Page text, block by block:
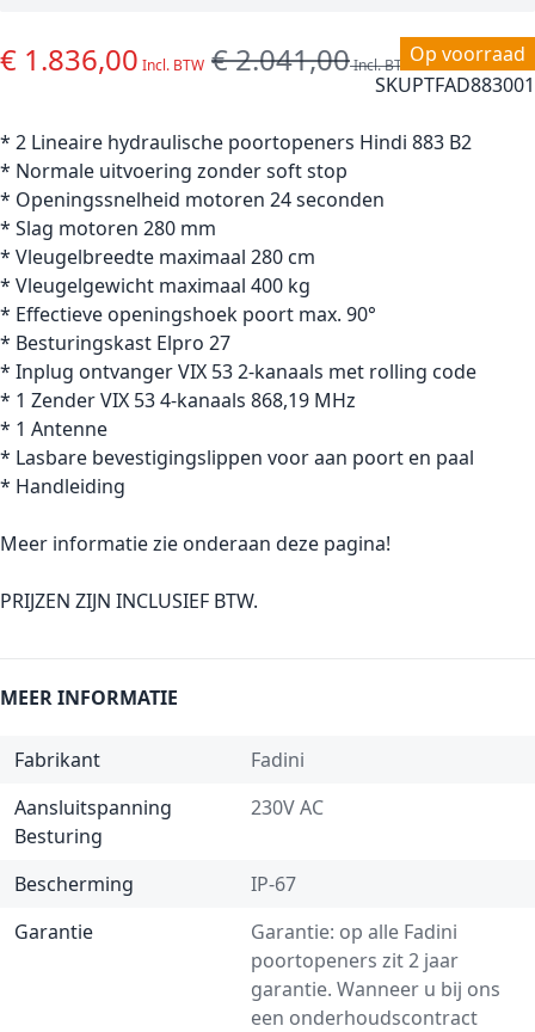
Op voorraad
SKUPTFAD883001
Special Price
€ 1.836,00 Regular Price
€ 2.041,00
* 2 Lineaire hydraulische poortopeners Hindi 883 B2
* Normale uitvoering zonder soft stop
* Openingssnelheid motoren 24 seconden
* Slag motoren 280 mm
* Vleugelbreedte maximaal 280 cm
* Vleugelgewicht maximaal 400 kg
* Effectieve openingshoek poort max. 90°
* Besturingskast Elpro 27
* Inplug ontvanger VIX 53 2-kanaals met rolling code
* 1 Zender VIX 53 4-kanaals 868,19 MHz
* 1 Antenne
* Lasbare bevestigingslippen voor aan poort en paal
* Handleiding
Meer informatie zie onderaan deze pagina!
PRIJZEN ZIJN INCLUSIEF BTW.
MEER INFORMATIE
Fabrikant
Fadini
Aansluitspanning
Besturing
230V AC
Bescherming
IP-67
Garantie
Garantie: op alle Fadini
poortopeners zit 2 jaar
garantie. Wanneer u bij ons
een onderhoudscontract